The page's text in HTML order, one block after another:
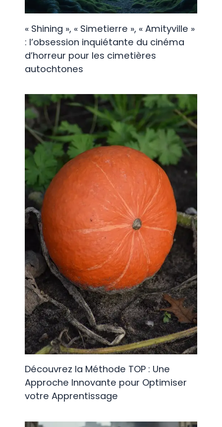
« Shining », « Simetierre », « Amityville »
: l’obsession inquiétante du cinéma
d’horreur pour les cimetières
autochtones
Découvrez la Méthode TOP : Une
Approche Innovante pour Optimiser
votre Apprentissage